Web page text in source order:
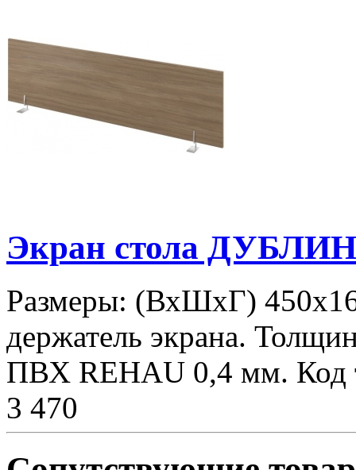
Экран стола
Размеры: (ВхШхГ)
держатель экрана.
ПВХ REHAU 0,4 мм. Код
3 470